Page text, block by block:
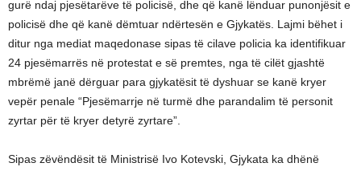
gurë ndaj pjesëtarëve të policisë, dhe që kanë lënduar punonjësit e
policisë dhe që kanë dëmtuar ndërtesën e Gjykatës. Lajmi bëhet i
ditur nga mediat maqedonase sipas të cilave policia ka identifikuar
24 pjesëmarrës në protestat e së premtes, nga të cilët gjashtë
mbrëmë janë dërguar para gjykatësit të dyshuar se kanë kryer
vepër penale “Pjesëmarrje në turmë dhe parandalim të personit
zyrtar për të kryer detyrë zyrtare”.
Sipas zëvëndësit të Ministrisë Ivo Kotevski, Gjykata ka dhënë